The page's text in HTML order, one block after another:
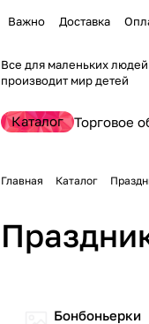
Важно Доставка
Все для маленьких людей
производит мир детей
Каталог Торговое
Главная Каталог
Бонбоньерки